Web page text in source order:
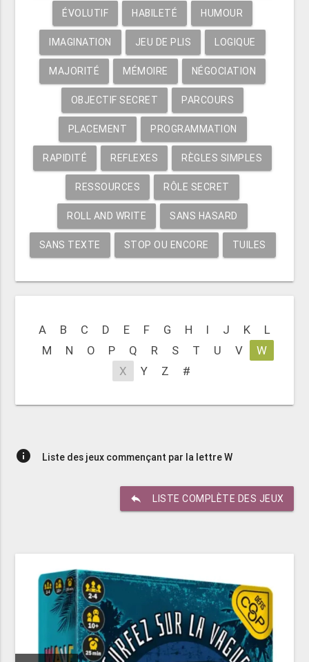
ÉVOLUTIF HABILETÉ HUMOUR
IMAGINATION JEU DE PLIS LOGIQUE
MAJORITÉ MÉMOIRE NÉGOCIATION
OBJECTIF SECRET PARCOURS
PLACEMENT PROGRAMMATION
RAPIDITÉ REFLEXES RÈGLES SIMPLES
RESSOURCES RÔLE SECRET
ROLL AND WRITE SANS HASARD
SANS TEXTE STOP OU ENCORE TUILES
A B C D E F G H I J K
L
M
N O P Q R S T U V
W
X
Y Z #
info Liste des jeux commençant par la lettre W
reply LISTE COMPLÈTE DES JEUX